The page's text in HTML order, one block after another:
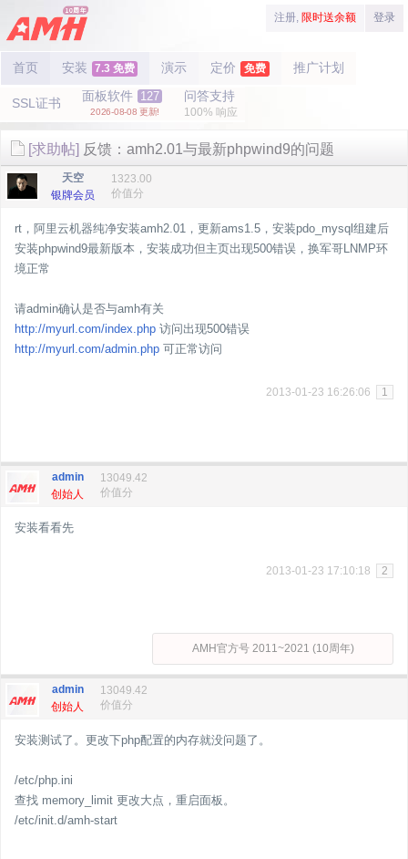
注册, 限时送余额 登录
首页 安装 7.3 免费 演示 定价 免费 推广计划
SSL证书 面板软件 127
2026-08-08 更新!
问答支持
100% 响应
[求助帖] 反馈：amh2.01与最新phpwind9的问题
天空
银牌会员
1323.00
价值分
rt，阿里云机器纯净安装amh2.01，更新ams1.5，安装pdo_mysql组建后
安装phpwind9最新版本，安装成功但主页出现500错误，换军哥LNMP环
境正常
请admin确认是否与amh有关
http://myurl.com/index.php 访问出现500错误
http://myurl.com/admin.php 可正常访问
2013-01-23 16:26:06 1
admin
创始人
13049.42
价值分
安装看看先
2013-01-23 17:10:18 2
AMH官方号 2011~2021 (10周年)
admin
创始人
13049.42
价值分
安装测试了。更改下php配置的内存就没问题了。
/etc/php.ini
查找 memory_limit 更改大点，重启面板。
/etc/init.d/amh-start